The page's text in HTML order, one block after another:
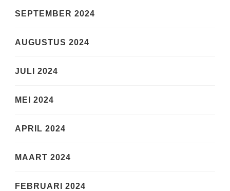
SEPTEMBER 2024
AUGUSTUS 2024
JULI 2024
MEI 2024
APRIL 2024
MAART 2024
FEBRUARI 2024